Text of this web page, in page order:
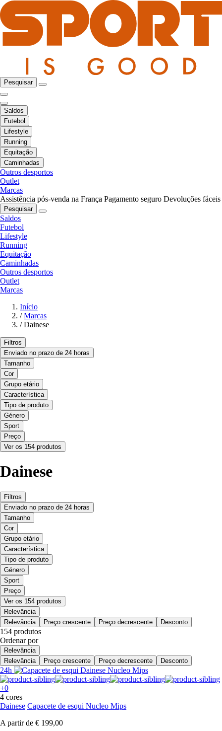
Pesquisar
Saldos
Futebol
Lifestyle
Running
Equitação
Caminhadas
Outros desportos
Outlet
Marcas
Assistência pós-venda na França Pagamento seguro Devoluções fáceis
Pesquisar
Saldos
Futebol
Lifestyle
Running
Equitação
Caminhadas
Outros desportos
Outlet
Marcas
Início
/ Marcas
/ Dainese
Filtros
Enviado no prazo de 24 horas
Tamanho
Cor
Grupo etário
Característica
Tipo de produto
Género
Sport
Preço
Ver os 154 produtos
Dainese
Filtros
Enviado no prazo de 24 horas
Tamanho
Cor
Grupo etário
Característica
Tipo de produto
Género
Sport
Preço
Ver os 154 produtos
Relevância
Relevância
Preço crescente Preço decrescente Desconto
154 produtos
Ordenar por
Relevância
Relevância
Preço crescente Preço decrescente Desconto
24h
+0
4 cores
Dainese Capacete de esqui Nucleo Mips
A partir de € 199,00